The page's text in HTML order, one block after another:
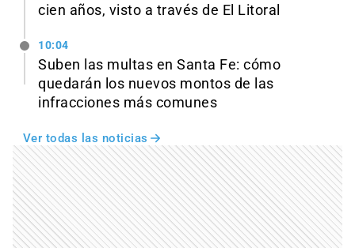
cien años, visto a través de El Litoral
10:04
Suben las multas en Santa Fe: cómo
quedarán los nuevos montos de las
infracciones más comunes
Ver todas las noticias